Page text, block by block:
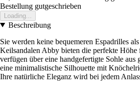
Bestellung gutgeschrieben
Loading...
Beschreibung
Sie werden keine bequemeren Espadrilles
Keilsandalen Abby bieten die perfekte
verfügen über eine handgefertigte Sohle aus
eine minimalistische Silhouette mit
Ihre natürliche Eleganz wird bei jedem